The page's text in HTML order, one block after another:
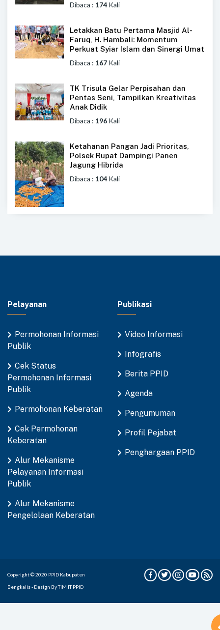
Dibaca : 174 Kali
Letakkan Batu Pertama Masjid Al-
Faruq, H. Hambali: Momentum
Perkuat Syiar Islam dan Sinergi Umat
Dibaca : 167 Kali
TK Trisula Gelar Perpisahan dan
Pentas Seni, Tampilkan Kreativitas
Anak Didik
Dibaca : 196 Kali
Ketahanan Pangan Jadi Prioritas,
Polsek Rupat Dampingi Panen
Jagung Hibrida
Dibaca : 104 Kali
Pelayanan
Permohonan Informasi
Publik
Cek Status
Permohonan Informasi
Publik
Permohonan Keberatan
Cek Permohonan
Keberatan
Alur Mekanisme
Pelayanan Informasi
Publik
Alur Mekanisme
Pengelolaan Keberatan
Publikasi
Video Informasi
Infografis
Berita PPID
Agenda
Pengumuman
Profil Pejabat
Penghargaan PPID
Copyright © 2020 PPID Kabupaten
Bengkalis - Design By TIM IT PPID